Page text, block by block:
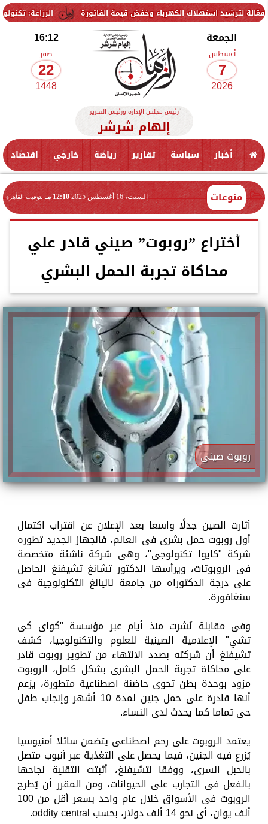
الزراعة: تكنولوجيا الأغذية يؤهل 90 طالبًا من جامعة 6 أكتوبر التكنولوجية لسوق
الجمعة
أغسطس
7
2026
16:12
صفر
22
1448
رئيس مجلس الإدارة ورئيس التحرير
إلهام شرشر
أخبار سياسة تقارير رياضة خارجي اقتصاد
منوعات السبت، 16 أغسطس 2025 12:10 مـ بتوقيت القاهرة
أختراع ”روبوت” صيني قادر علي
محاكاة تجربة الحمل البشري
روبوت صيني
أثارت الصين جدلًا واسعا بعد الإعلان عن اقتراب اكتمال
أول روبوت حمل بشرى فى العالم، فالجهاز الجديد تطوره
شركة "كايوا تكنولوجى"، وهى شركة ناشئة متخصصة
فى الروبوتات، ويرأسها الدكتور تشانغ تشيفنغ الحاصل
على درجة الدكتوراه من جامعة نانيانغ التكنولوجية فى
سنغافورة.
وفى مقابلة نُشرت منذ أيام عبر مؤسسة "كواى كى
تشي" الإعلامية الصينية للعلوم والتكنولوجيا، كشف
تشيفنغ أن شركته بصدد الانتهاء من تطوير روبوت قادر
على محاكاة تجربة الحمل البشرى بشكل كامل، الروبوت
مزود بوحدة بطن تحوى حاضنة اصطناعية متطورة، يزعم
أنها قادرة على حمل جنين لمدة 10 أشهر وإنجاب طفل
حى تماما كما يحدث لدى النساء.
يعتمد الروبوت على رحم اصطناعى يتضمن سائلا أمنيوسيا
يُزرع فيه الجنين، فيما يحصل على التغذية عبر أنبوب متصل
بالحبل السرى، ووفقا لتشيفنغ، أثبتت التقنية نجاحها
بالفعل فى التجارب على الحيوانات، ومن المقرر أن يُطرح
الروبوت فى الأسواق خلال عام واحد بسعر أقل من 100
ألف يوان، أى نحو 14 ألف دولار، بحسب oddity central.